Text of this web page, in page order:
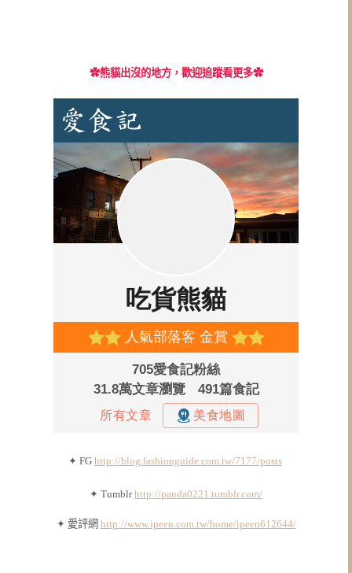
✿熊貓出沒的地方，歡迎追蹤看更多✿
✦ FG http://blog.fashionguide.com.tw/7177/posts
✦ Tumblrhttp://panda0221.tumblr.com/
✦ 愛評網 http://www.ipeen.com.tw/home/ipeen612644/